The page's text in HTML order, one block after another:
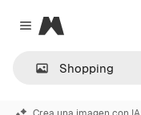
Close menu
Magnific